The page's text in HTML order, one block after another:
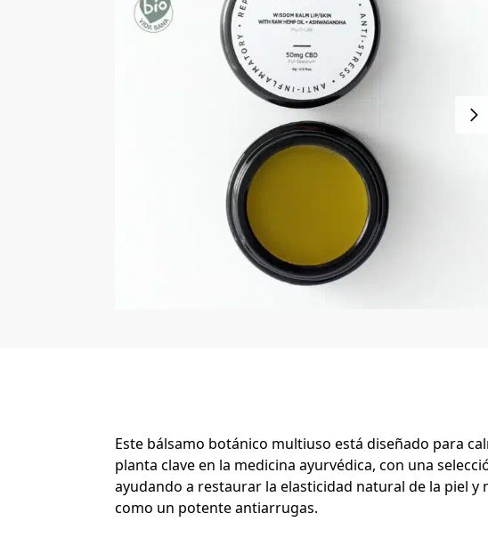
Este bálsamo botánico multiuso está diseñado para
planta clave en la medicina ayurvédica, con una
ayudando a restaurar la elasticidad natural de la piel
como un potente antiarrugas.